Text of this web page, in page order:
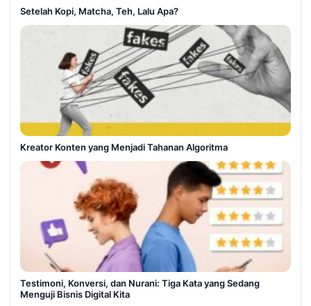
Setelah Kopi, Matcha, Teh, Lalu Apa?
Kreator Konten yang Menjadi Tahanan Algoritma
Testimoni, Konversi, dan Nurani: Tiga Kata yang Sedang
Menguji Bisnis Digital Kita